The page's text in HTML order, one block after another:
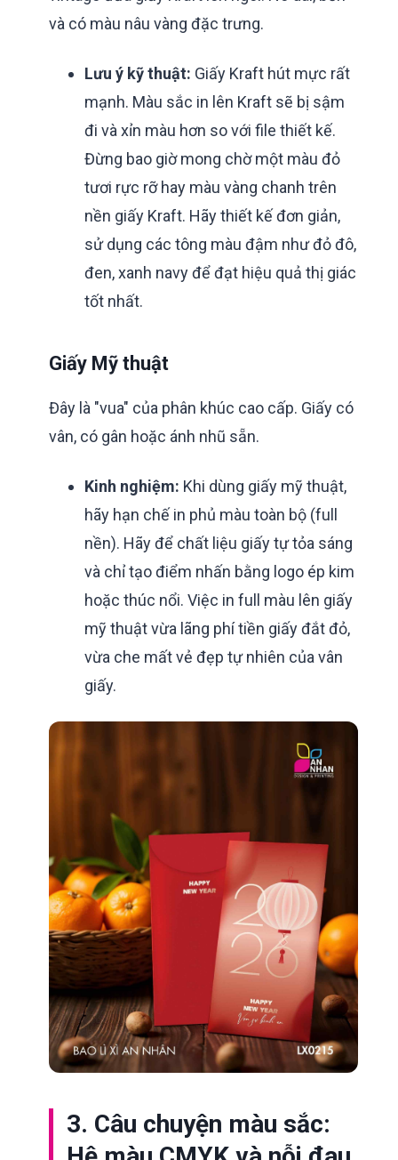
và có màu nâu vàng đặc trưng.
Lưu ý kỹ thuật: Giấy Kraft hút mực rất
mạnh. Màu sắc in lên Kraft sẽ bị sậm
đi và xỉn màu hơn so với file thiết kế.
Đừng bao giờ mong chờ một màu đỏ
tươi rực rỡ hay màu vàng chanh trên
nền giấy Kraft. Hãy thiết kế đơn giản,
sử dụng các tông màu đậm như đỏ đô,
đen, xanh navy để đạt hiệu quả thị giác
tốt nhất.
Giấy Mỹ thuật
Đây là "vua" của phân khúc cao cấp. Giấy có
vân, có gân hoặc ánh nhũ sẵn.
Kinh nghiệm: Khi dùng giấy mỹ thuật,
hãy hạn chế in phủ màu toàn bộ (full
nền). Hãy để chất liệu giấy tự tỏa sáng
và chỉ tạo điểm nhấn bằng logo ép kim
hoặc thúc nổi. Việc in full màu lên giấy
mỹ thuật vừa lãng phí tiền giấy đắt đỏ,
vừa che mất vẻ đẹp tự nhiên của vân
giấy.
3. Câu chuyện màu sắc: